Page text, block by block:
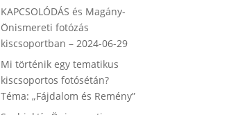
KAPCSOLÓDÁS és Magány-
Önismereti fotózás
kiscsoportban – 2024-06-29
Mi történik egy tematikus
kiscsoportos fotósétán?
Téma: „Fájdalom és Remény”